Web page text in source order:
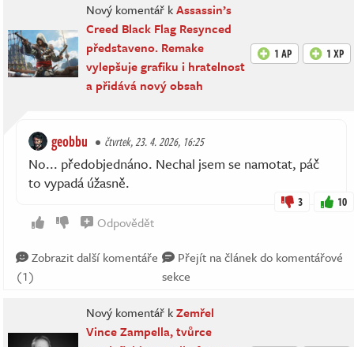
Nový komentář kAssassin’s
Creed Black Flag Resynced
představeno. Remake
vylepšuje grafiku i hratelnost
a přidává nový obsah
1 AP 1 XP
geobbu čtvrtek, 23. 4. 2026, 16:25
No... předobjednáno. Nechal jsem se namotat, páč
to vypadá úžasně.
3 10
Odpovědět
Zobrazit další komentáře
(1)
Přejít na článek do komentářové
sekce
Nový komentář kZemřel
Vince Zampella, tvůrce